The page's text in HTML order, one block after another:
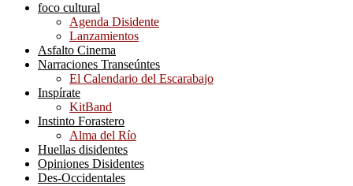
foco cultural
Agenda Disidente
Lanzamientos
Asfalto Cinema
Narraciones Transeúntes
El Calendario del Escarabajo
Inspírate
KitBand
Instinto Forastero
Alma del Río
Huellas disidentes
Opiniones Disidentes
Des-Occidentales